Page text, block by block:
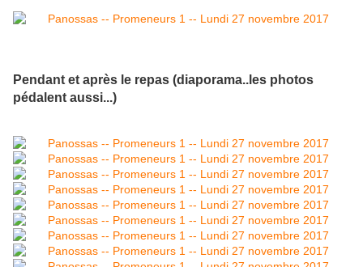
Pendant et après le repas (diaporama..les photos
pédalent aussi...)